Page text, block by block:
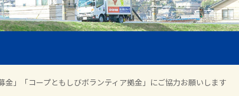
金」「コープともしびボランティア拠金」にご協力お願いします